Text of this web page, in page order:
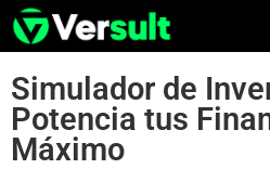
Simulador de
Potencia tus
Máximo